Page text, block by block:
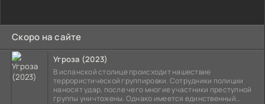
Скоро на сайте
Угроза (2023)
В испанской столице происходит нашествие
террористической группировки. Сотрудники полиции
наносят удар, после чего многие участники преступной
группы уничтожены. Однако имеется единственный